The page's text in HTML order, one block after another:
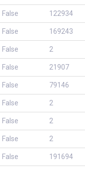
False 122934
False 169243
False 2
False 21907
False 79146
False 2
False 2
False 2
False 191694